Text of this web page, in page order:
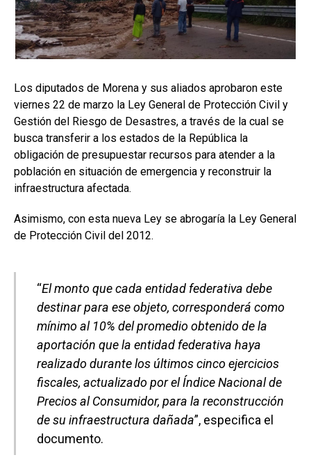
Los diputados de Morena y sus aliados aprobaron este
viernes 22 de marzo la Ley General de Protección Civil y
Gestión del Riesgo de Desastres, a través de la cual se
busca transferir a los estados de la República la
obligación de presupuestar recursos para atender a la
población en situación de emergencia y reconstruir la
infraestructura afectada.
Asimismo, con esta nueva Ley se abrogaría la Ley General
de Protección Civil del 2012.
“El monto que cada entidad federativa debe
destinar para ese objeto, corresponderá como
mínimo al 10% del promedio obtenido de la
aportación que la entidad federativa haya
realizado durante los últimos cinco ejercicios
fiscales, actualizado por el Índice Nacional de
Precios al Consumidor, para la reconstrucción
de su infraestructura dañada”, especifica el
documento.